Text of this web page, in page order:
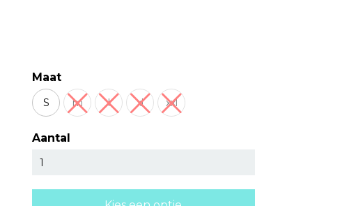
Maat
S m l xl xxl
Aantal